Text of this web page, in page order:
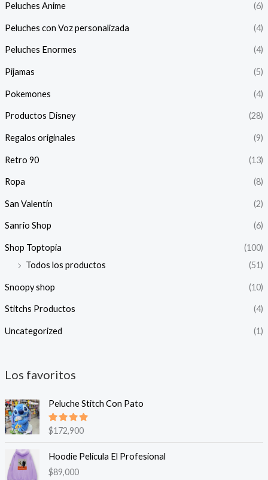
Peluches Anime (6)
Peluches con Voz personalizada (4)
Peluches Enormes (4)
Pijamas (5)
Pokemones (4)
Productos Disney (28)
Regalos originales (9)
Retro 90 (13)
Ropa (8)
San Valentín (2)
Sanrio Shop (6)
Shop Toptopia
(100)
Todos los productos
(51)
Snoopy shop (10)
Stitchs Productos (4)
Uncategorized (1)
Los favoritos
Peluche Stitch Con Pato
Valorado
en
5.00
$172,900
Hoodie Película El Profesional
$89,000